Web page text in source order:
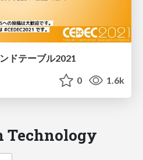
ドテーブル2021
0 1.6k
Technology